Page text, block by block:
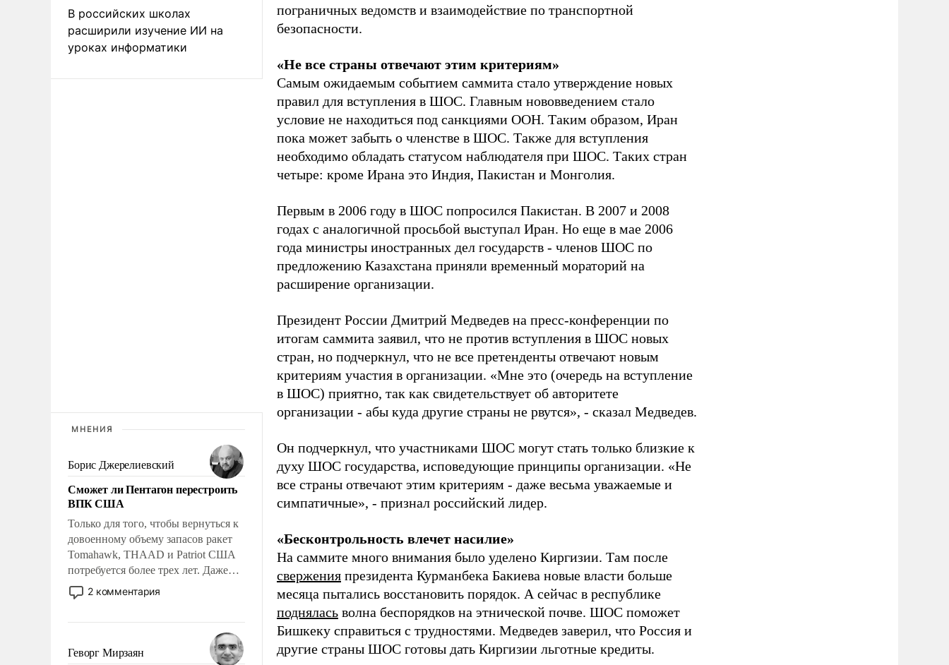
В российских школах
расширили изучение ИИ на
уроках информатики
МНЕНИЯ
Борис Джерелиевский
Сможет ли Пентагон перестроить
ВПК США
Только для того, чтобы вернуться к
довоенному объему запасов ракет
Tomahawk, THAAD и Patriot США
потребуется более трех лет. Даже
небольшая война с Ираном
опустошила американские
уязвимости США, например, перед
2 комментария
Геворг Мирзаян
пограничных ведомств и взаимодействие по транспортной
безопасности.
«Не все страны отвечают этим критериям»
Самым ожидаемым событием саммита стало утверждение новых
правил для вступления в ШОС. Главным нововведением стало
условие не находиться под санкциями ООН. Таким образом, Иран
пока может забыть о членстве в ШОС. Также для вступления
необходимо обладать статусом наблюдателя при ШОС. Таких стран
четыре: кроме Ирана это Индия, Пакистан и Монголия.
Первым в 2006 году в ШОС попросился Пакистан. В 2007 и 2008
годах с аналогичной просьбой выступал Иран. Но еще в мае 2006
года министры иностранных дел государств - членов ШОС по
предложению Казахстана приняли временный мораторий на
расширение организации.
Президент России Дмитрий Медведев на пресс-конференции по
итогам саммита заявил, что не против вступления в ШОС новых
стран, но подчеркнул, что не все претенденты отвечают новым
критериям участия в организации. «Мне это (очередь на вступление
в ШОС) приятно, так как свидетельствует об авторитете
организации - абы куда другие страны не рвутся», - сказал Медведев.
Он подчеркнул, что участниками ШОС могут стать только близкие к
духу ШОС государства, исповедующие принципы организации. «Не
все страны отвечают этим критериям - даже весьма уважаемые и
симпатичные», - признал российский лидер.
«Бесконтрольность влечет насилие»
На саммите много внимания было уделено Киргизии. Там после
свержения президента Курманбека Бакиева новые власти больше
месяца пытались восстановить порядок. А сейчас в республике
поднялась волна беспорядков на этнической почве. ШОС поможет
Бишкеку справиться с трудностями. Медведев заверил, что Россия и
другие страны ШОС готовы дать Киргизии льготные кредиты.